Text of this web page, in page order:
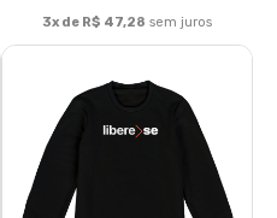
3x de R$ 47,28 sem juros